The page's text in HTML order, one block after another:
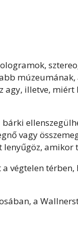
agy, illetve,
vagy
lenyűgöz,
végtelen
a